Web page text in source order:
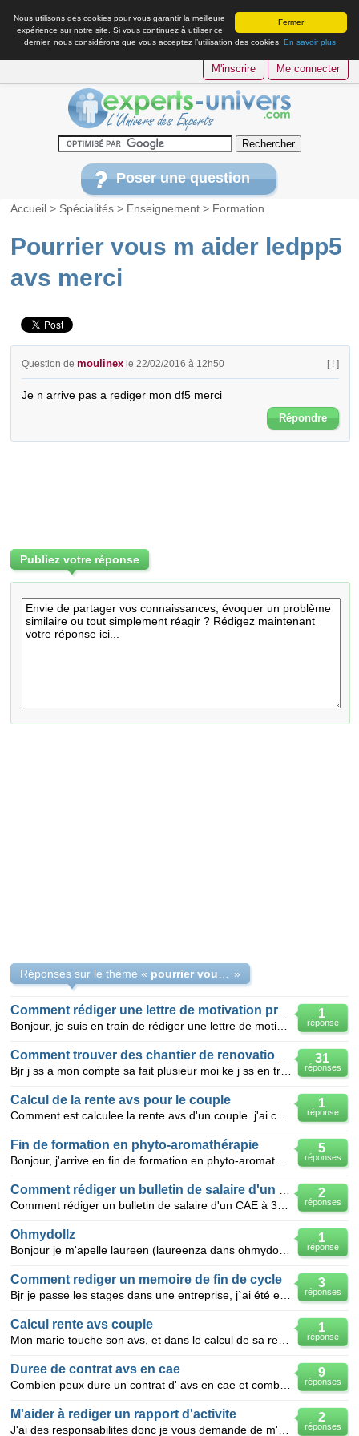
Fermer
Nous utilisons des cookies pour vous garantir la meilleure
expérience sur notre site. Si vous continuez à utiliser ce
dernier, nous considérons que vous acceptez l’utilisation des cookies. En savoir plus
M'inscrire Me connecter
Poser une question
Accueil > Spécialités > Enseignement > Formation
Pourrier vous m aider ledpp5
avs merci
Question demoulinex le 22/02/2016 à 12h50 [ ! ]
Je n arrive pas a rediger mon df5 merci
Répondre
Publiez votre réponse
Réponses sur le thème « »
1
réponse
31
réponses
1
réponse
Calcul de la rente avs pour le couple
5
réponses
Fin de formation en phyto-aromathérapie
2
réponses
1
réponse
Ohmydollz
3
réponses
Comment rediger un memoire de fin de cycle
1
réponse
Calcul rente avs couple
9
réponses
Duree de contrat avs en cae
2
réponses
M'aider à rediger un rapport d'activite